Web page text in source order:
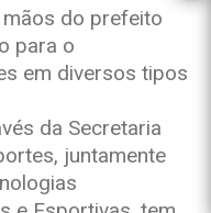
do prefeito
para o
em diversos tipos
da Secretaria
juntamente